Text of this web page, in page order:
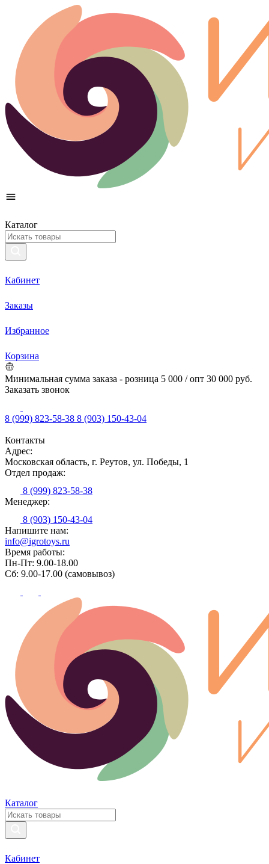
Каталог
Кабинет
Заказы
Избранное
Корзина
Минимальная сумма заказа - розница 5 000 / опт 30 000 руб.
Заказать звонок
8 (999) 823-58-38 8 (903) 150-43-04
Контакты
Адрес:
Московская область, г. Реутов, ул. Победы, 1
Отдел продаж:
8 (999) 823-58-38
Менеджер:
8 (903) 150-43-04
Напишите нам:
info@igrotoys.ru
Время работы:
Пн-Пт: 9.00-18.00
Сб: 9.00-17.00 (самовывоз)
Каталог
Кабинет